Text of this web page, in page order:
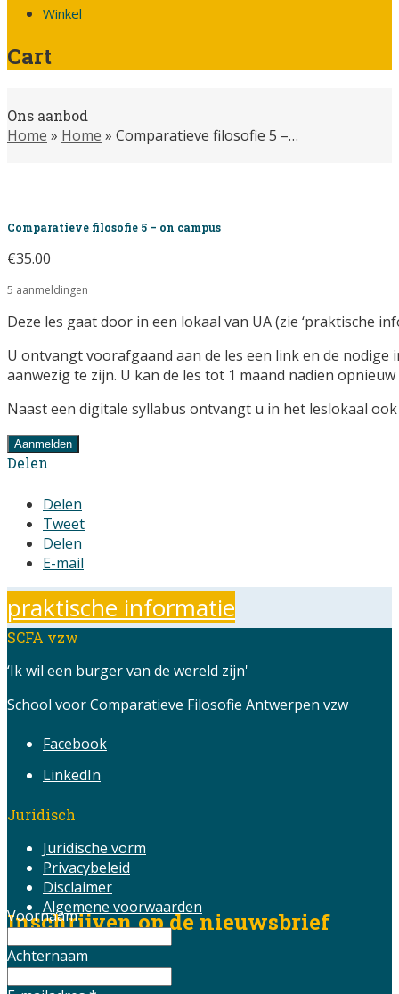
Winkel
Cart
Ons aanbod
Home » Home » Comparatieve filosofie 5 –…
Comparatieve filosofie 5 – on campus
€35.00
5 aanmeldingen
Deze les gaat door in een lokaal van UA (zie ‘praktische
U ontvangt voorafgaand aan de les een link en de
aanwezig te zijn. U kan de les tot 1 maand nadien opnieuw
Naast een digitale syllabus ontvangt u in het leslokaal
Aanmelden
Delen
Delen
Tweet
Delen
E-mail
praktische informatie
SCFA vzw
‘Ik wil een burger van de wereld zijn'
School voor Comparatieve Filosofie Antwerpen vzw
Facebook
LinkedIn
Juridisch
Juridische vorm
Privacybeleid
Disclaimer
Algemene voorwaarden
Inschrijven op de nieuwsbrief
Voornaam
Achternaam